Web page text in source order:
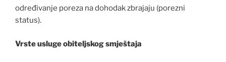
određivanje poreza na dohodak zbrajaju (porezni
status).
Vrste usluge obiteljskog smještaja